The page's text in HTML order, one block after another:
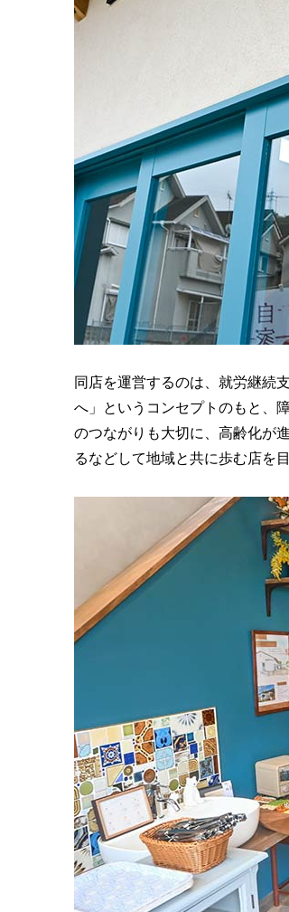
同店を運営するのは、就労継続
へ」というコンセプトのもと、
のつながりも大切に、高齢化が
るなどして地域と共に歩む店を